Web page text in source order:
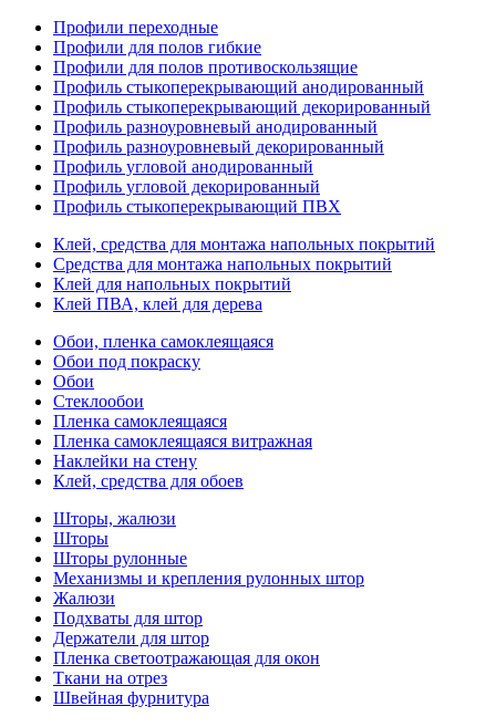
Профили переходные
Профили для полов гибкие
Профили для полов противоскользящие
Профиль стыкоперекрывающий анодированный
Профиль стыкоперекрывающий декорированный
Профиль разноуровневый анодированный
Профиль разноуровневый декорированный
Профиль угловой анодированный
Профиль угловой декорированный
Профиль стыкоперекрывающий ПВХ
Клей, средства для монтажа напольных покрытий
Средства для монтажа напольных покрытий
Клей для напольных покрытий
Клей ПВА, клей для дерева
Обои, пленка самоклеящаяся
Обои под покраску
Обои
Стеклообои
Пленка самоклеящаяся
Пленка самоклеящаяся витражная
Наклейки на стену
Клей, средства для обоев
Шторы, жалюзи
Шторы
Шторы рулонные
Механизмы и крепления рулонных штор
Жалюзи
Подхваты для штор
Держатели для штор
Пленка светоотражающая для окон
Ткани на отрез
Швейная фурнитура